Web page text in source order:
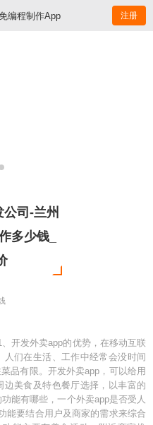
编程制作App 注册
司-兰州
多少钱_
开发外卖app的优势，在移动互联
们在生活、工作中经常会没时间
品有限。开发外卖app，可以给用
美食及特色餐厅选择，以丰富的
能有哪些，一个外卖app是否受人
能要结合用户及商家的需求来综合